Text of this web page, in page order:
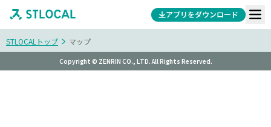
アプリをダウンロード
STLOCALトップ マップ
Copyright © ZENRIN CO., LTD. All Rights Reserved.